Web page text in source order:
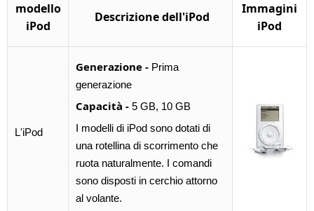
modello
iPod
Descrizione dell'iPod
Immagini
iPod
L'iPod
Generazione - Prima
generazione
Capacità - 5 GB, 10 GB
I modelli di iPod sono dotati di
una rotellina di scorrimento che
ruota naturalmente. I comandi
sono disposti in cerchio attorno
al volante.